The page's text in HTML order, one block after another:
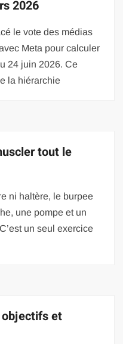
2026
le vote des médias
Meta pour calculer
24 juin 2026. Ce
la hiérarchie
tout le
ni haltère, le burpee
une pompe et un
un seul exercice
objectifs et